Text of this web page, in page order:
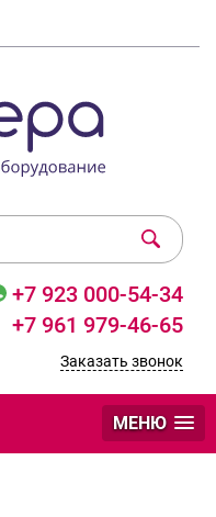
+7 923 000-54-34
+7 961 979-46-65
Заказать звонок
МЕНЮ